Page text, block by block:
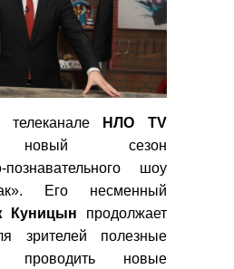
НЛО TV
новый сезон
познавательного шоу
Его несменный
Куницын продолжает
зрителей полезные
проводить новые